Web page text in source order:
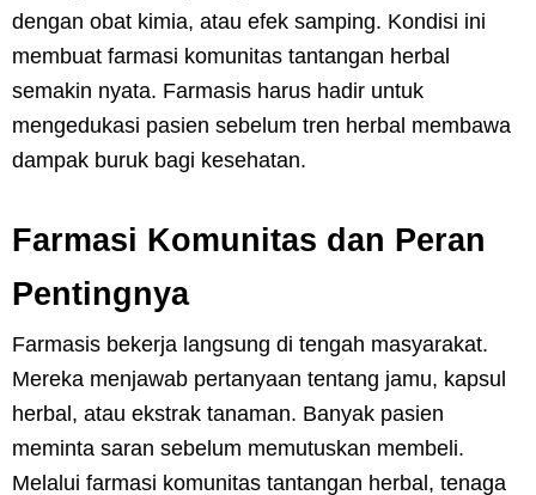
dengan obat kimia, atau efek samping. Kondisi ini
membuat farmasi komunitas tantangan herbal
semakin nyata. Farmasis harus hadir untuk
mengedukasi pasien sebelum tren herbal membawa
dampak buruk bagi kesehatan.
Farmasi Komunitas dan Peran
Pentingnya
Farmasis bekerja langsung di tengah masyarakat.
Mereka menjawab pertanyaan tentang jamu, kapsul
herbal, atau ekstrak tanaman. Banyak pasien
meminta saran sebelum memutuskan membeli.
Melalui farmasi komunitas tantangan herbal, tenaga